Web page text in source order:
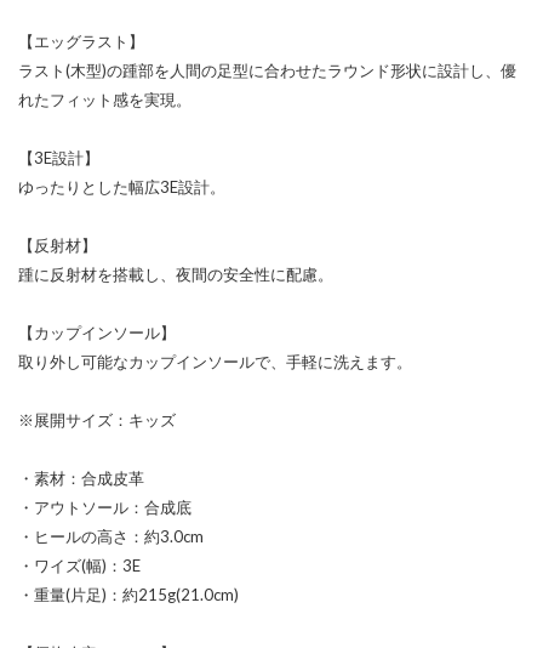
【エッグラスト】
ラスト(木型)の踵部を人間の足型に合わせたラウンド形状に設計し、優
れたフィット感を実現。
【3E設計】
ゆったりとした幅広3E設計。
【反射材】
踵に反射材を搭載し、夜間の安全性に配慮。
【カップインソール】
取り外し可能なカップインソールで、手軽に洗えます。
※展開サイズ：キッズ
・素材：合成皮革
・アウトソール：合成底
・ヒールの高さ：約3.0cm
・ワイズ(幅)：3E
・重量(片足)：約215g(21.0cm)